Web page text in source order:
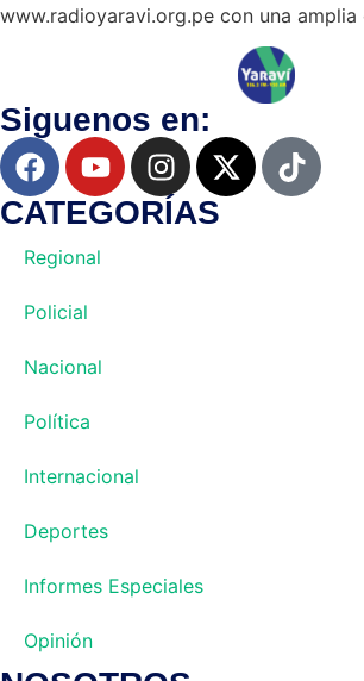
www.radioyaravi.org.pe con una amplia
Siguenos en:
CATEGORÍAS
Regional
Policial
Nacional
Política
Internacional
Deportes
Informes Especiales
Opinión